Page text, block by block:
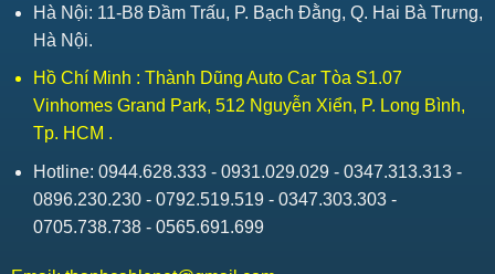
Hà Nội: 11-B8 Đầm Trấu, P. Bạch Đằng, Q. Hai Bà Trưng,
Hà Nội.
Hồ Chí Minh : Thành Dũng Auto Car Tòa S1.07
Vinhomes Grand Park, 512 Nguyễn Xiển, P. Long Bình,
Tp. HCM .
Hotline: 0944.628.333 - 0931.029.029 - 0347.313.313 -
0896.230.230 - 0792.519.519 - 0347.303.303 -
0705.738.738 - 0565.691.699